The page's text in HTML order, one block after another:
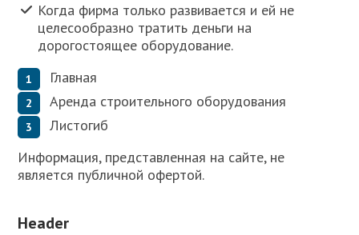
Когда фирма только развивается и ей не
целесообразно тратить деньги на
дорогостоящее оборудование.
Главная
Аренда строительного оборудования
Листогиб
Информация, представленная на сайте, не
является публичной офертой.
Header